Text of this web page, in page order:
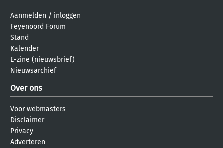
Aanmelden / inloggen
Feyenoord Forum
Stand
Kalender
E-zine (nieuwsbrief)
Nieuwsarchief
Over ons
Voor webmasters
Disclaimer
Privacy
Adverteren